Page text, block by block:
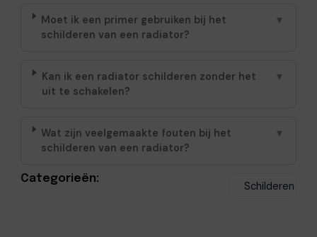
Moet ik een primer gebruiken bij het
schilderen van een radiator?
▼
Kan ik een radiator schilderen zonder het
uit te schakelen?
▼
Wat zijn veelgemaakte fouten bij het
schilderen van een radiator?
▼
Categorieën:
Schilderen